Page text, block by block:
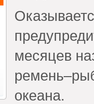
месяцев
океана.